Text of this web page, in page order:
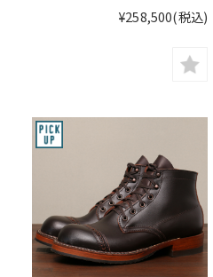
¥258,500(税込)